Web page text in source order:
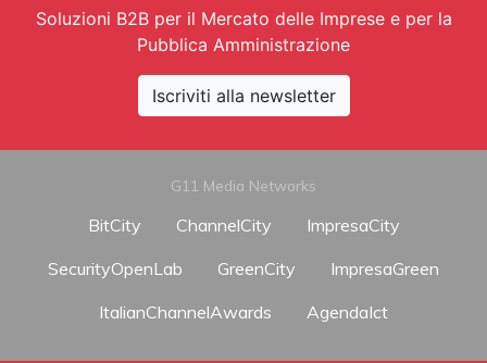
Soluzioni B2B per il Mercato delle Imprese e per la
Pubblica Amministrazione
Iscriviti alla newsletter
G11 Media Networks
BitCity ChannelCity
ImpresaCity
SecurityOpenLab
GreenCity
ImpresaGreen
ItalianChannelAwards
AgendaIct